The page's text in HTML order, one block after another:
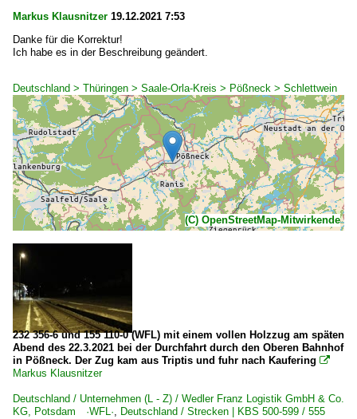
Markus Klausnitzer 19.12.2021 7:53
Danke für die Korrektur!
Ich habe es in der Beschreibung geändert.
Deutschland > Thüringen > Saale-Orla-Kreis > Pößneck > Schlettwein
(C) OpenStreetMap-Mitwirkende
232 356-6 und 155 110-0 (WFL) mit einem vollen Holzzug am späten
Abend des 22.3.2021 bei der Durchfahrt durch den Oberen Bahnhof
in Pößneck. Der Zug kam aus Triptis und fuhr nach Kaufering 
Markus Klausnitzer
Deutschland / Unternehmen (L - Z) / Wedler Franz Logistik GmbH & Co.
KG, Potsdam ·WFL·, Deutschland / Strecken | KBS 500-599 / 555